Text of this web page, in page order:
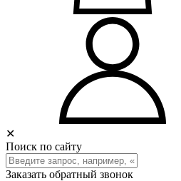
✕
Поиск по сайту
Заказать обратный звонок